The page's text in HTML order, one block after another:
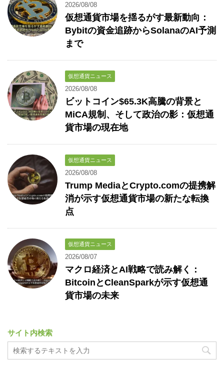
2026/08/08
仮想通貨市場を揺るがす最新動向：
Bybitの資金追跡からSolanaのAI予測
まで
仮想通貨ニュース
2026/08/08
ビットコイン$65.3K高騰の背景と
MiCA規制、そして政治の影：仮想通
貨市場の現在地
仮想通貨ニュース
2026/08/08
Trump MediaとCrypto.comの提携解
消が示す仮想通貨市場の新たな転換
点
仮想通貨ニュース
2026/08/07
マクロ経済とAI戦略で読み解く：
BitcoinとCleanSparkが示す仮想通
貨市場の未来
サイト内検索